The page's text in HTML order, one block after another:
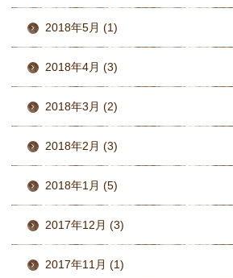
2018年5月 (1)
2018年4月 (3)
2018年3月 (2)
2018年2月 (3)
2018年1月 (5)
2017年12月 (3)
2017年11月 (1)